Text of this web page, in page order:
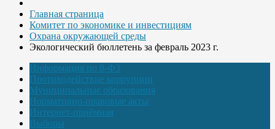
Главная страница
Комитет по экономике и инвестициям
Охрана окружающей среды
Экологический бюллетень за февраль 2023 г.
Информация по 8-ФЗ
Противодействие коррупции
Муниципальные образования
Нормативно-правовые акты
Интернет-приёмная
Выборы